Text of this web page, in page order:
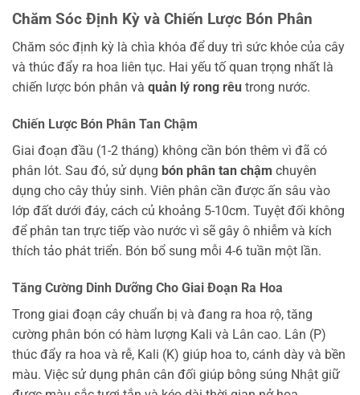
Chăm Sóc Định Kỳ và Chiến Lược Bón Phân
Chăm sóc định kỳ là chìa khóa để duy trì sức khỏe của cây
và thúc đẩy ra hoa liên tục. Hai yếu tố quan trọng nhất là
chiến lược bón phân và quản lý rong rêu trong nước.
Chiến Lược Bón Phân Tan Chậm
Giai đoạn đầu (1-2 tháng) không cần bón thêm vì đã có
phân lót. Sau đó, sử dụng bón phân tan chậm chuyên
dụng cho cây thủy sinh. Viên phân cần được ấn sâu vào
lớp đất dưới đáy, cách củ khoảng 5-10cm. Tuyệt đối không
để phân tan trực tiếp vào nước vì sẽ gây ô nhiễm và kích
thích tảo phát triển. Bón bổ sung mỗi 4-6 tuần một lần.
Tăng Cường Dinh Dưỡng Cho Giai Đoạn Ra Hoa
Trong giai đoạn cây chuẩn bị và đang ra hoa rộ, tăng
cường phân bón có hàm lượng Kali và Lân cao. Lân (P)
thúc đẩy ra hoa và rễ, Kali (K) giúp hoa to, cánh dày và bền
màu. Việc sử dụng phân cân đối giúp bông súng Nhật giữ